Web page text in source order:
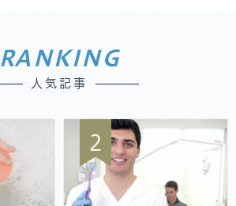
RANKING
人気記事
2